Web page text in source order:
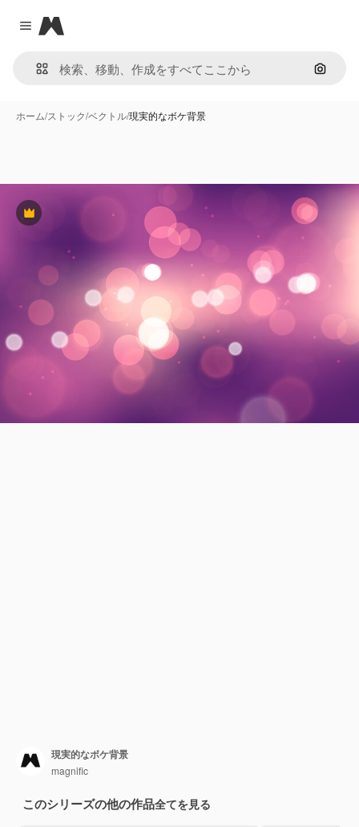
Close menu
Magnific
画像で
ホーム/ストック/ベクトル/現実的なボケ背景
Premium
現実的なボケ背景
magnific
このシリーズの他の作品全てを見る